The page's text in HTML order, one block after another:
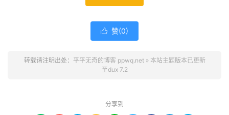
 赞(0)
转载请注明出处： 平平无奇的博客 ppwq.net» 本站主题版本已更新
至dux 7.2
分享到